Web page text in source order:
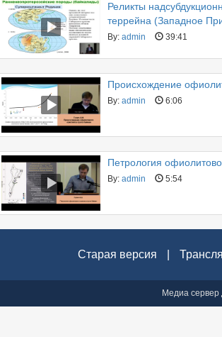
Реликты
террейна (Западное
By: admin 39:41
Происхождение
By: admin 6:06
Петрология
By: admin 5:54
Старая версия
Медиа